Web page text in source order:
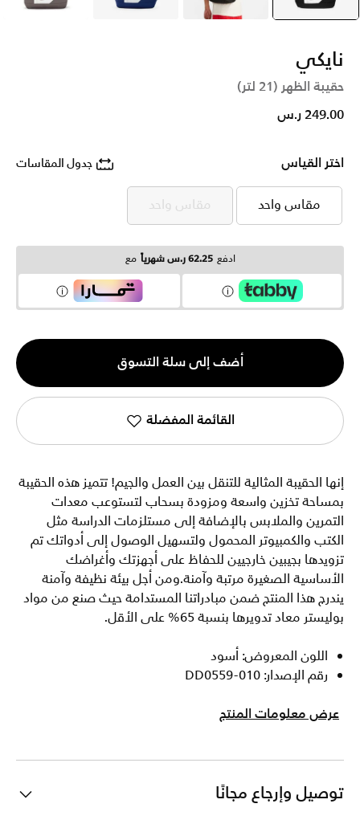
نايكي
حقيبة الظهر (21 لتر)
249.00 ر.س
اختر القياس جدول المقاسات
مقاس واحد
مقاس واحد مقاس واحد
مقاس واحد
ادفع 62.25 ر.س شهرياً مع
الكمية
1
أضف إلى سلة التسوق
القائمة المفضلة
إنها الحقيبة المثالية للتنقل بين العمل والجيم! تتميز هذه الحقيبة
بمساحة تخزين واسعة ومزودة بسحاب لتستوعب معدات
التمرين والملابس بالإضافة إلى مستلزمات الدراسة مثل
الكتب والكمبيوتر المحمول ولتسهيل الوصول إلى أدواتك تم
تزويدها بجيبين خارجيين للحفاظ على أجهزتك وأغراضك
الأساسية الصغيرة مرتبة وآمنة.ومن أجل بيئة نظيفة وآمنة
يندرج هذا المنتج ضمن مبادراتنا المستدامة حيث صنع من مواد
بوليستر معاد تدويرها بنسبة 65% على الأقل.
اللون المعروض: أسود
رقم الإصدار: DD0559-010
عرض معلومات المنتج
توصيل وإرجاع مجانًا